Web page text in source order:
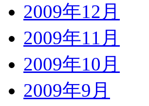
2009年12月
2009年11月
2009年10月
2009年9月